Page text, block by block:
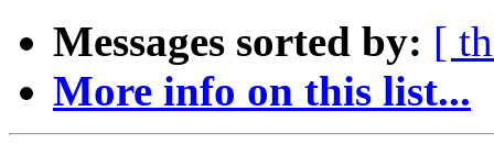
Messages sorted by: [
More info on this list...